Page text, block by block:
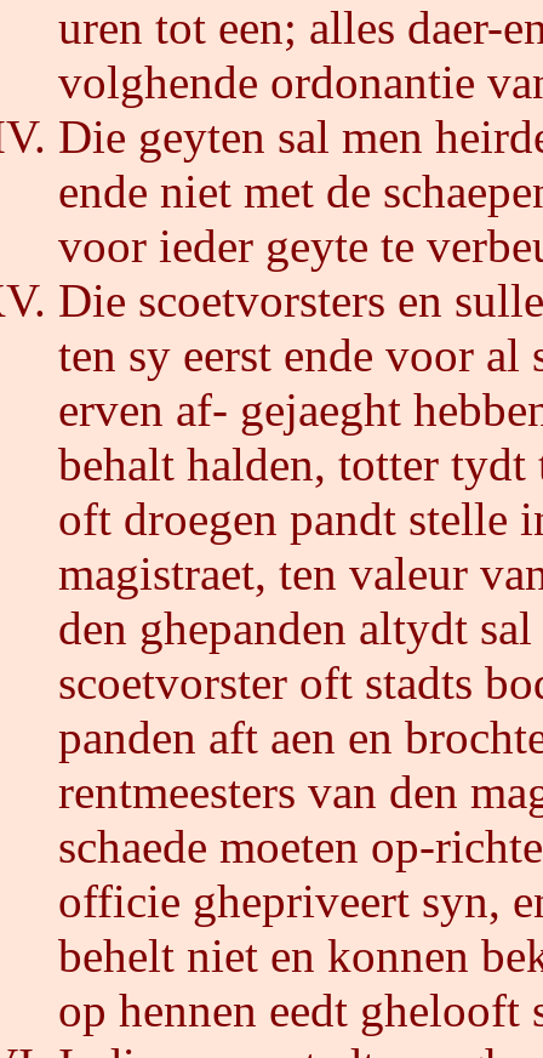
uren tot een; alles daer-
volghende ordonantie
Die geyten sal men
ende niet met de
voor ieder geyte te
Die scoetvorsters en
ten sy eerst ende voor al
erven af- gejaeght
behalt halden, totter tydt
oft droegen pandt stelle
magistraet, ten valeur
den ghepanden altydt
scoetvorster oft stadts
panden aft aen en
rentmeesters van den
schaede moeten op-
officie ghepriveert syn,
behelt niet en konnen
op hennen eedt ghelooft